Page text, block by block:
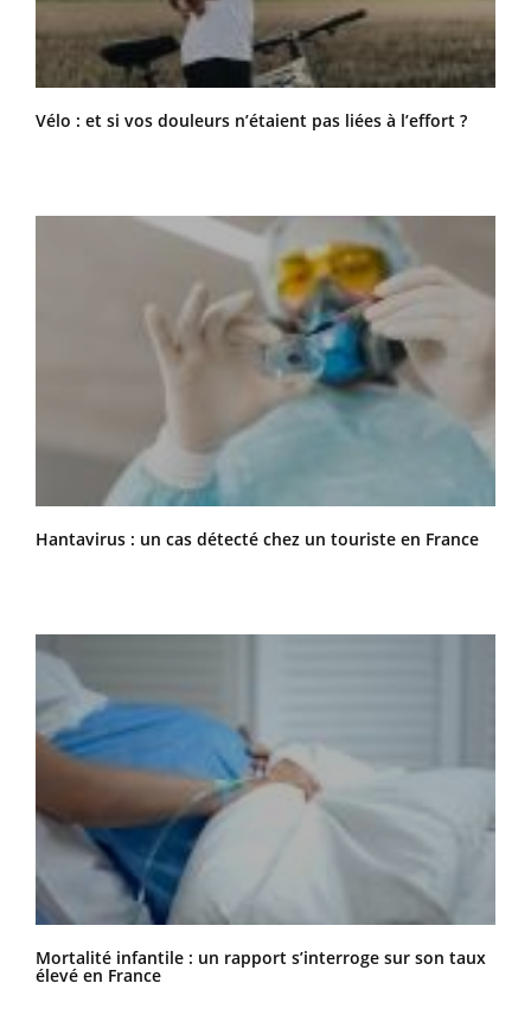
Vélo : et si vos douleurs n’étaient pas liées à l’effort ?
Hantavirus : un cas détecté chez un touriste en France
Mortalité infantile : un rapport s’interroge sur son taux
élevé en France